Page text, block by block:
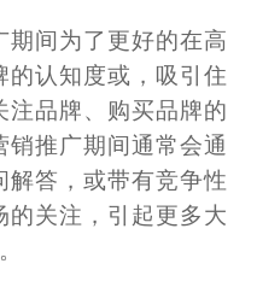
期间为了更好的在高
的认知度或，吸引住
注品牌、购买品牌的
销推广期间通常会通
解答，或带有竞争性
的关注，引起更多大